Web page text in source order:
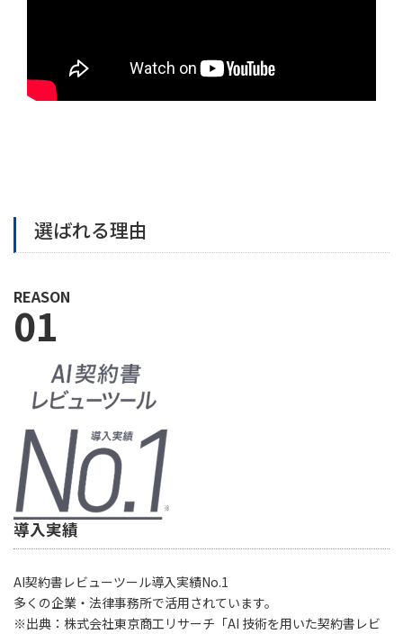
選ばれる理由
REASON
01
導入実績
AI契約書レビューツール導入実績No.1
多くの企業・法律事務所で活用されています。
※出典：株式会社東京商工リサーチ「AI 技術を用いた契約書レビ